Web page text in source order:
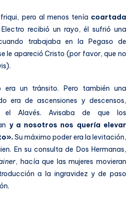
pero al menos tenía coartada
recibió un rayo, él sufrió una
trabajaba en la Pegaso de
le apareció Cristo (por favor, que no
era un tránsito. Pero también una
era de ascensiones y descensos,
el Alavés. Avisaba de que los
y a nosotros nos quería elevar
Su máximo poder era la levitación,
En su consulta de Dos Hermanas,
, hacía que las mujeres movieran
a la ingravidez y de paso